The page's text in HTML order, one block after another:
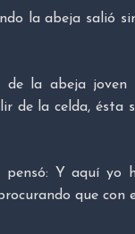
la abeja salió
de la abeja
de la celda, ésta
Y aquí yo
que con